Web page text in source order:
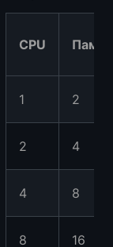
CPU
1 2
2 4
4 8
8 16